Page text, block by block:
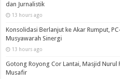
dan Jurnalistik
13 hours ago
Konsolidasi Berlanjut ke Akar Rumput,
Musyawarah Sinergi
13 hours ago
Gotong Royong Cor Lantai, Masjid Nurul
Musafir